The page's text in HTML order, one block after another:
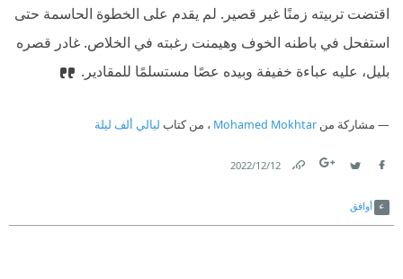
اقتضت تربيته زمنًا غير قصير. لم يقدم على الخطوة الحاسمة حتى
استفحل في باطنه الخوف وهيمنت رغبته في الخلاص. غادر قصره
بليل، عليه عباءة خفيفة وبيده عصًا مستسلمًا للمقادير.
مشاركة من Mohamed Mokhtar ، من كتاب ليالي ألف ليلة
12‏/12‏/2022
أوافق